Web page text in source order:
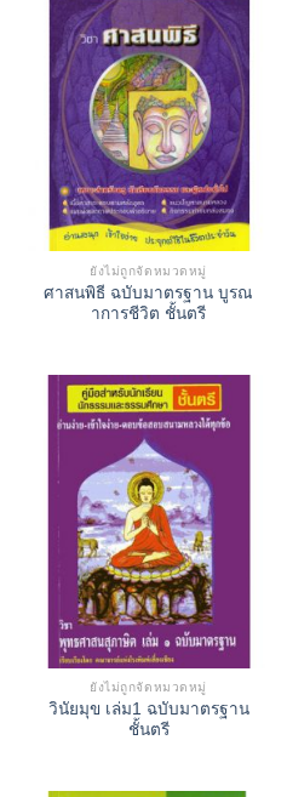
ยังไม่ถูกจัดหมวดหมู่
ศาสนพิธี ฉบับมาตรฐาน บูรณ
าการชีวิต ชั้นตรี
ยังไม่ถูกจัดหมวดหมู่
วินัยมุข เล่ม1 ฉบับมาตรฐาน
ชั้นตรี